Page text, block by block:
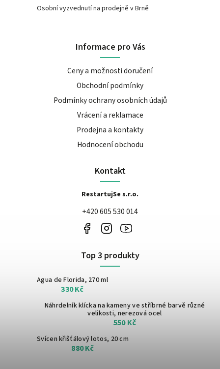
Osobní vyzvednutí na prodejně v Brně
Informace pro Vás
Ceny a možnosti doručení
Obchodní podmínky
Podmínky ochrany osobních údajů
Vrácení a reklamace
Prodejna a kontakty
Hodnocení obchodu
Kontakt
RestartujSe s.r.o.
+420 605 530 014
Top 3 produkty
Agua de Florida, 270 ml
330 Kč
Náhrdelník klícka na kameny ve stříbrné barvě různé
velikosti, nerezová ocel
550 Kč
Svícen křišťálový lotos, 20 cm
880 Kč